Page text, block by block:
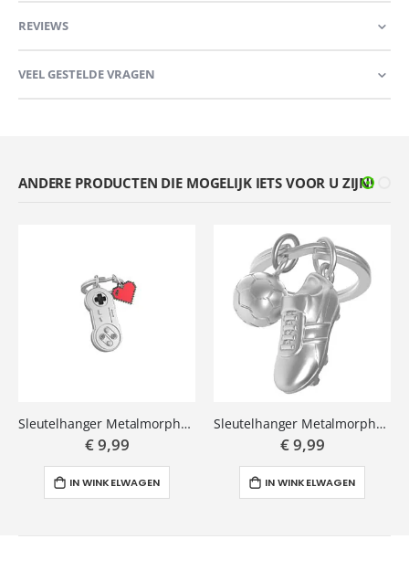
REVIEWS
VEEL GESTELDE VRAGEN
ANDERE PRODUCTEN DIE MOGELIJK IETS VOOR U ZIJN!
Sleutelhanger Metalmorphose Gamepad met hart
€ 9,99
IN WINKELWAGEN
Sleutelhanger Metalmorphose voetbal & voetbalschoen
€ 9,99
IN WINKELWAGEN